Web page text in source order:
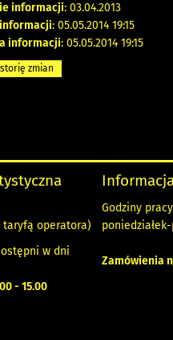
informacji: 03.04.2013
: 05.05.2014 19:15
informacji: 05.05.2014 19:15
zmian
taryfą operatora)
w dni
- 15.00
Godziny
Zamówienia